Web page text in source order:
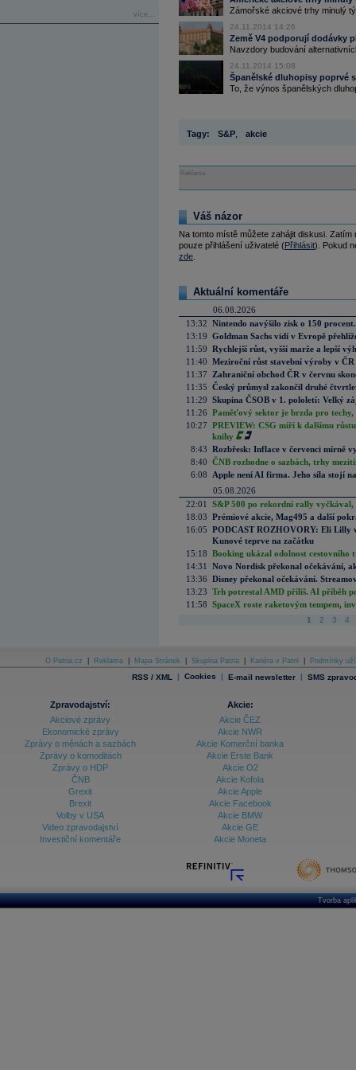
více...
Zámořské akciové trhy minulý
24.11.2014 14:26
Země V4 podporují dodávky
Navzdory budování
24.11.2014 15:08
Španělské dluhopisy poprvé
To, že výnos španělských
Tagy: S&P akcie
Reklama
Váš názor
Na tomto místě můžete zahájit diskusi.
pouze přihlášení uživatelé (Přihlásit). Pokud
zde
Aktuální komentáře
06.08.2026
13:32 Nintendo navýšilo zisk o 150
13:19 Goldman Sachs vidí v Evropě
11:59 Rychlejší růst, vyšší marže a lepší
11:40 Meziroční růst stavební výroby v
11:37
Zahraniční obchod ČR v červnu
11:35 Český průmysl zakončil druhé
11:29 Skupina ČSOB v 1. pololetí: Velký
11:26 Paměťový sektor je brzda pro techy,
10:27 PREVIEW: CSG míří k dalšímu
knihy
8:43 Rozbřesk: Inflace v červenci mírně
8:40 ČNB rozhodne o sazbách, trhy
6:08
Apple není AI firma. Jeho síla stojí
05.08.2026
22:01
S&P 500 po rekordní rally vyčkával,
18:03 Prémiové akcie, Mag495 a další
16:05 PODCAST ROZHOVORY: Eli Lilly
Kunové teprve na začátku
15:18 Booking ukázal odolnost cestovního
14:31
Novo Nordisk překonal očekávání,
13:36 Disney překonal očekávání.
13:23 Trh potrestal AMD příliš. AI příběh
11:58 SpaceX roste raketovým tempem,
1 2 3 4
O Patria.cz Reklama Mapa Stránek Skupina Patria Kariéra v Patrii Podmínky
RSS / XML | Cookies | E-mail newsletter | SMS
Zpravodajství:
Akciové zprávy
Ekonomické zprávy
Zprávy o měnách a sazbách
Zprávy o komoditách
Zprávy o HDP
ČNB
Grexit
Brexit
Volby v USA
Video zpravodajství
Investiční komentáře
Akcie:
Akcie ČEZ
Akcie NWR
Akcie Komerční banka
Akcie Erste Bank
Akcie O2
Akcie Kofola
Akcie Apple
Akcie Facebook
Akcie BMW
Akcie GE
Akcie Moneta
Tvorba